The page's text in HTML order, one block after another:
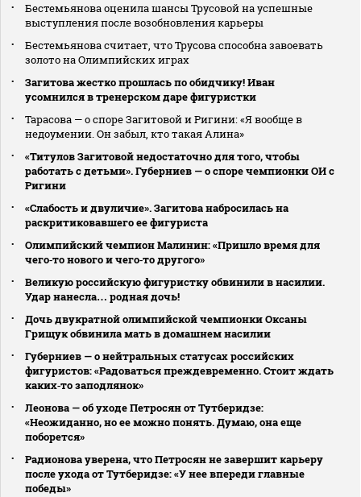
Бестемьянова оценила шансы Трусовой на успешные
выступления после возобновления карьеры
Бестемьянова считает, что Трусова способна завоевать
золото на Олимпийских играх
Загитова жестко прошлась по обидчику! Иван
усомнился в тренерском даре фигуристки
Тарасова — о споре Загитовой и Ригини: «Я вообще в
недоумении. Он забыл, кто такая Алина»
«Титулов Загитовой недостаточно для того, чтобы
работать с детьми». Губерниев — о споре чемпионки ОИ с
Ригини
«Слабость и двуличие». Загитова набросилась на
раскритиковавшего ее фигуриста
Олимпийский чемпион Малинин: «Пришло время для
чего‑то нового и чего‑то другого»
Великую российскую фигуристку обвинили в насилии.
Удар нанесла… родная дочь!
Дочь двукратной олимпийской чемпионки Оксаны
Грищук обвинила мать в домашнем насилии
Губерниев — о нейтральных статусах российских
фигуристов: «Радоваться преждевременно. Стоит ждать
каких‑то заподлянок»
Леонова — об уходе Петросян от Тутберидзе:
«Неожиданно, но ее можно понять. Думаю, она еще
поборется»
Радионова уверена, что Петросян не завершит карьеру
после ухода от Тутберидзе: «У нее впереди главные
победы»